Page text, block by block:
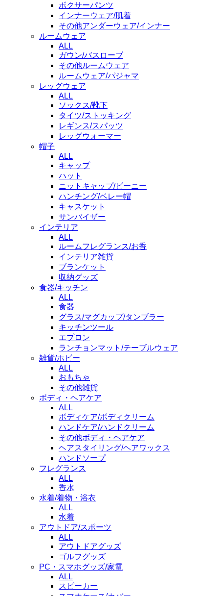
ボクサーパンツ
インナーウェア/肌着
その他アンダーウェア/インナー
ルームウェア
ALL
ガウン/バスローブ
その他ルームウェア
ルームウェア/パジャマ
レッグウェア
ALL
ソックス/靴下
タイツ/ストッキング
レギンス/スパッツ
レッグウォーマー
帽子
ALL
キャップ
ハット
ニットキャップ/ビーニー
ハンチング/ベレー帽
キャスケット
サンバイザー
インテリア
ALL
ルームフレグランス/お香
インテリア雑貨
ブランケット
収納グッズ
食器/キッチン
ALL
食器
グラス/マグカップ/タンブラー
キッチンツール
エプロン
ランチョンマット/テーブルウェア
雑貨/ホビー
ALL
おもちゃ
その他雑貨
ボディ・ヘアケア
ALL
ボディケア/ボディクリーム
ハンドケア/ハンドクリーム
その他ボディ・ヘアケア
ヘアスタイリング/ヘアワックス
ハンドソープ
フレグランス
ALL
香水
水着/着物・浴衣
ALL
水着
アウトドア/スポーツ
ALL
アウトドアグッズ
ゴルフグッズ
PC・スマホグッズ/家電
ALL
スピーカー